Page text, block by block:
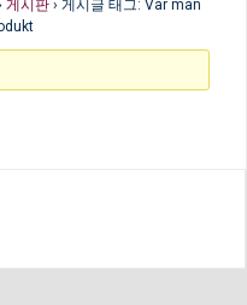
게시판 › 게시글 태그: Var man